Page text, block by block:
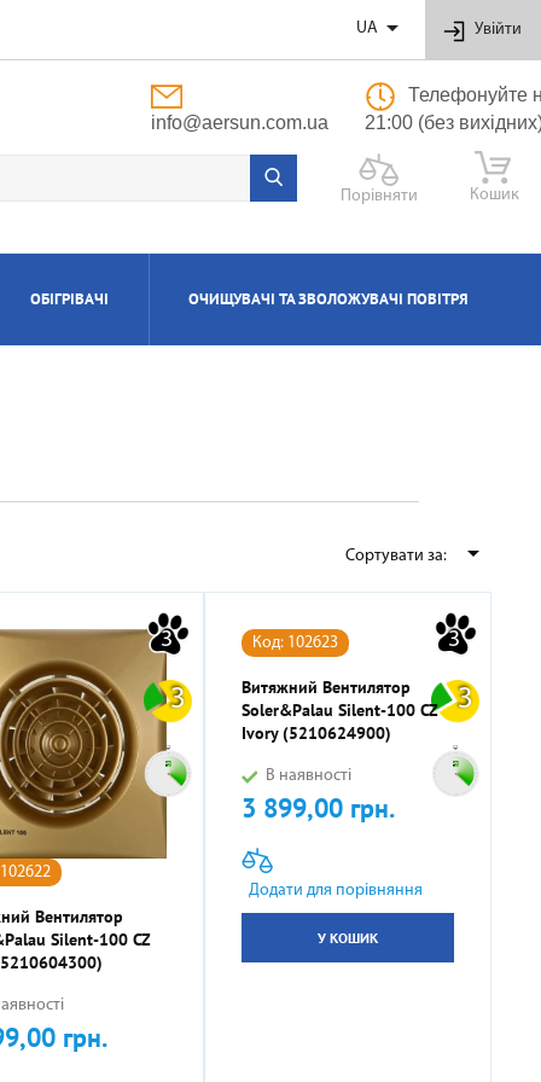
UA  Увійти
info@aersun.com.ua
Телефонуйте
21:00 (без
Порівняти Кошик
КОМПРЕСОРНО-КОНДЕНСАТОРНІ БЛОКИ
СОНЯЧНІ КОЛЕКТОРИ
КУЛЕРИ ДЛЯ ВОДИ
ОБІГРІВАЧІ
ТЕПЛОВІ ГАРМАТИ
ОЧИЩУВАЧІ ТА ЗВОЛОЖУВАЧІ ПОВІТРЯ
Сортувати за: 
3
3
Вентилятор
Silent-100 CZ
грн.
3
3
Код: 102623
Витяжний Вентилятор
Soler&Palau Silent-100 CZ
Ivory (5210624900)
В наявності
Ціна
3 899,00 грн.
Додати для порівняння
У КОШИК